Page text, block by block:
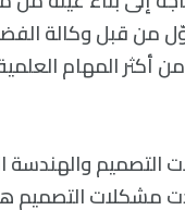
المهام العلمية
التصميم والهندسة